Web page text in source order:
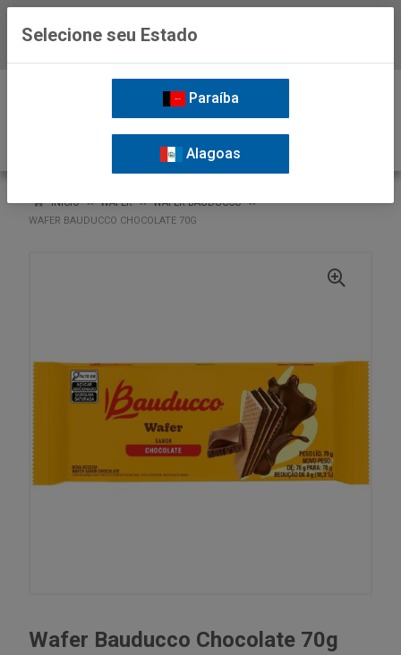
INÍCIO WAFER
WAFER BAUDUCCO
WAFER BAUDUCCO CHOCOLATE 70G
Wafer Bauducco Chocolate 70g
Selecione seu Estado
Paraíba
Alagoas